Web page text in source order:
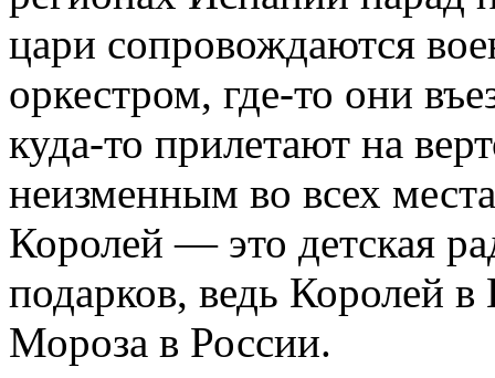
цари сопровождаются
оркестром, где-то они
куда-то прилетают на
неизменным во всех
Королей — это детская
подарков, ведь Королей
Мороза в России.